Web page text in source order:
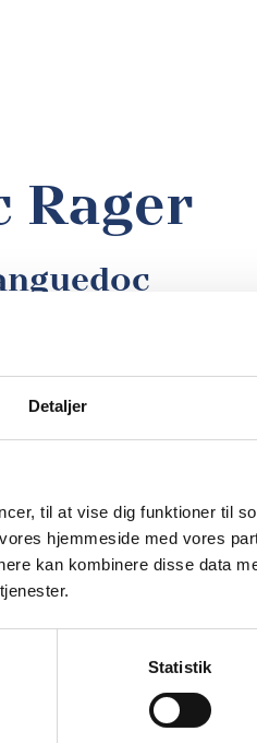
Detaljer
til at vise dig funktioner til
hjemmeside med vores
kan kombinere disse data
Statistik
Rager
år. Med sin dybe
med Languedocs
understøttet af en
og en let sødme til
af blomme, salvie
som lam og kalv, og til
som kun en ægte Pinot